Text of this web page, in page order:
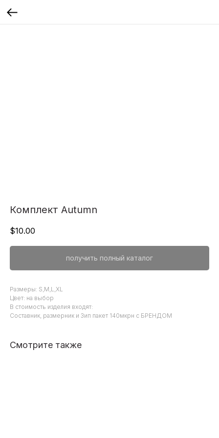
Комплект Autumn
$10.00
получить полный каталог
Размеры: S,M,L,XL
Цвет: на выбор
В стоимость изделия входят:
Составник, размерник и Зип пакет 140мкрн с БРЕНДОМ
Смотрите также